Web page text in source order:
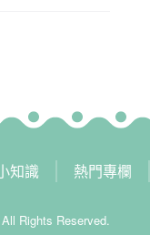
知識 熱門專欄
Rights Reserved.